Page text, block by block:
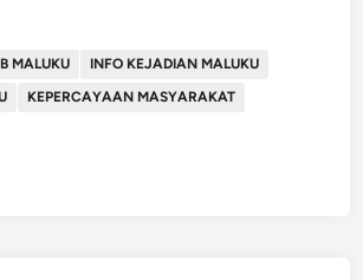
MALUKU
INFO KEJADIAN MALUKU
KEPERCAYAAN MASYARAKAT